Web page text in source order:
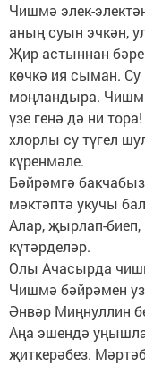
Чишмә элек-
аның суын эчкән,
Җир астыннан
көчкә ия сыман.
моңландыра.
үзе генә дә ни
хлорлы су түгел
күренмәле.
Бәйрәмгә
мәктәптә укучы
Алар, җырлап-биеп,
күтәрделәр.
Олы Ачасырда
Чишмә бәйрәмен
Әнвәр Миңнуллин
Аңа эшендә
җиткерәбез.